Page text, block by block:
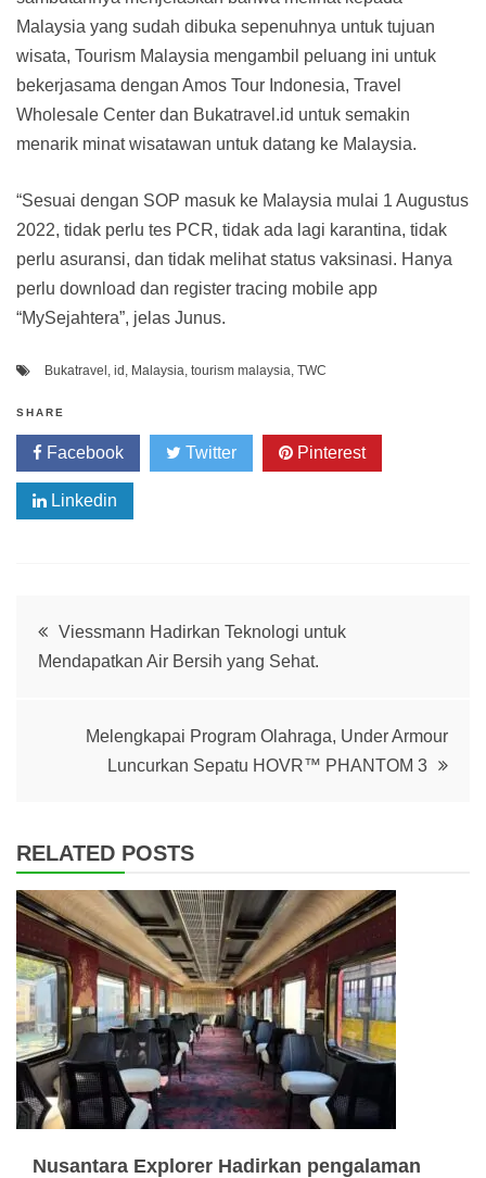
Malaysia yang sudah dibuka sepenuhnya untuk tujuan
wisata, Tourism Malaysia mengambil peluang ini untuk
bekerjasama dengan Amos Tour Indonesia, Travel
Wholesale Center dan Bukatravel.id untuk semakin
menarik minat wisatawan untuk datang ke Malaysia.
“Sesuai dengan SOP masuk ke Malaysia mulai 1 Augustus
2022, tidak perlu tes PCR, tidak ada lagi karantina, tidak
perlu asuransi, dan tidak melihat status vaksinasi. Hanya
perlu download dan register tracing mobile app
“MySejahtera”, jelas Junus.
Bukatravel , id , Malaysia, tourism malaysia, TWC
SHARE
Facebook Twitter Pinterest
Linkedin
Post
navigation
Viessmann Hadirkan Teknologi untuk
Mendapatkan Air Bersih yang Sehat.
Melengkapai Program Olahraga, Under Armour
Luncurkan Sepatu HOVR™ PHANTOM 3
RELATED POSTS
Nusantara Explorer Hadirkan pengalaman